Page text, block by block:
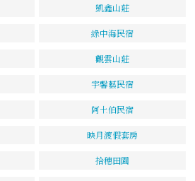
凱鑫山莊
綠中海民宿
觀雲山莊
宇馨藝民宿
阿土伯民宿
映月渡假套房
拾穗田園